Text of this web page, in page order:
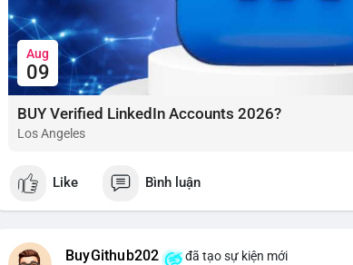
Aug
09
BUY Verified LinkedIn Accounts 2026?
Los Angeles
Like Bình luận
BuyGithub202 đã tạo sự kiện mới